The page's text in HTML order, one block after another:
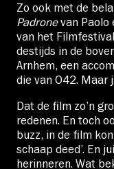
Zo ook met de
Padronevan Paolo
van het
destijds in de
Arnhem, een
die van O42. Maar
Dat de film zo’n
redenen. En toch
buzz, in de film
schaap deed’. En
herinneren. Wat